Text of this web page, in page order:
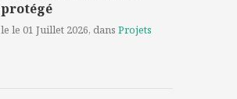
protégé
le le 01 Juillet 2026, dans Projets